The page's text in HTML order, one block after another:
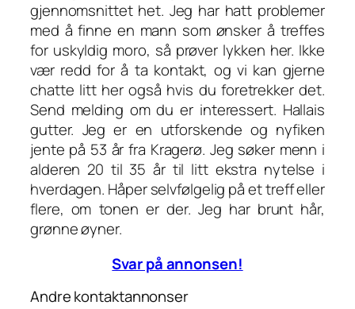
gjennomsnittet het. Jeg har hatt problemer
med å finne en mann som ønsker å treffes
for uskyldig moro, så prøver lykken her. Ikke
vær redd for å ta kontakt, og vi kan gjerne
chatte litt her også hvis du foretrekker det.
Send melding om du er interessert. Hallais
gutter. Jeg er en utforskende og nyfiken
jente på 53 år fra Kragerø. Jeg søker menn i
alderen 20 til 35 år til litt ekstra nytelse i
hverdagen. Håper selvfølgelig på et treff eller
flere, om tonen er der. Jeg har brunt hår,
grønne øyner.
Svar på annonsen!
Andre kontaktannonser